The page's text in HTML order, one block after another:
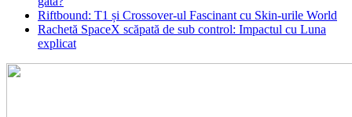
Riftbound: T1 și Crossover-ul Fascinant cu Skin-urile World
Rachetă SpaceX scăpată de sub control: Impactul cu Luna
explicat